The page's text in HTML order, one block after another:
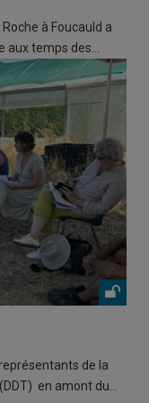
à Foucauld a
aux temps des…
de la
en amont du…